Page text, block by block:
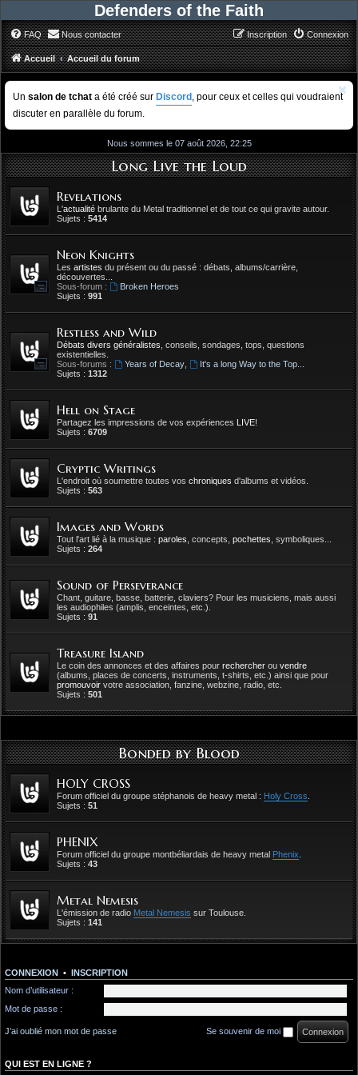
Defenders of the Faith
FAQ Nous contacter Connexion
Inscription
Accueil Accueil du forum
Un salon de tchat a été créé sur Discord , pour ceux et celles qui voudraient
discuter en parallèle du forum.
Nous sommes le 07 août 2026, 22:25
Long Live the Loud
Revelations
L'actualité brulante du Metal traditionnel et de tout ce qui gravite autour.
Sujets : 5414
Neon Knights
Les artistes du présent ou du passé : débats, albums/carrière,
découvertes...
Sous-forum :
Broken Heroes
Sujets : 991
Restless and Wild
Débats divers généralistes , conseils, sondages, tops, questions
existentielles.
Sous-forums :
Years of Decay,
It's a long Way to the Top...
Sujets : 1312
Hell on Stage
Partagez les impressions de vos expériences LIVE!
Sujets : 6709
Cryptic Writings
L'endroit où soumettre toutes vos chroniques d'albums et vidéos.
Sujets : 563
Images and Words
Tout l'art lié à la musique : paroles , concepts, pochettes , symboliques...
Sujets : 264
Sound of Perseverance
Chant, guitare, basse, batterie, claviers? Pour les musiciens, mais aussi
les audiophiles (amplis, enceintes, etc.).
Sujets : 91
Treasure Island
Le coin des annonces et des affaires pour rechercher ou vendre
(albums, places de concerts, instruments, t-shirts, etc.) ainsi que pour
promouvoir votre association, fanzine, webzine, radio, etc.
Sujets : 501
Bonded by Blood
HOLY CROSS
Forum officiel du groupe stéphanois de heavy metal : Holy Cross
Sujets : 51
PHENIX
Forum officiel du groupe montbéliardais de heavy metal Phenix
Sujets : 43
Metal Nemesis
L'émission de radio Metal Nemesis sur Toulouse.
Sujets : 141
CONNEXION • INSCRIPTION
Nom d’utilisateur :
Mot de passe :
J’ai oublié mon mot de passe Se souvenir de moi
QUI EST EN LIGNE ?